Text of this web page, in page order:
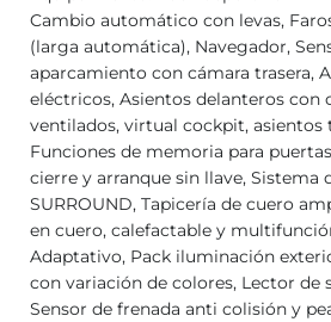
Cambio automático con levas,
(larga automática), Navegador,
aparcamiento con cámara trasera,
eléctricos, Asientos delanteros con
ventilados, virtual cockpit, asientos
Funciones de memoria para
cierre y arranque sin llave, Sistema
SURROUND, Tapicería de cuero
en cuero, calefactable y
Adaptativo, Pack iluminación
con variación de colores, Lector de
Sensor de frenada anti colisión y